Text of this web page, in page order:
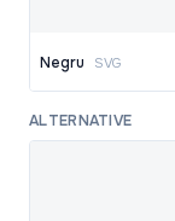
Negru SVG
ALTERNATIVE